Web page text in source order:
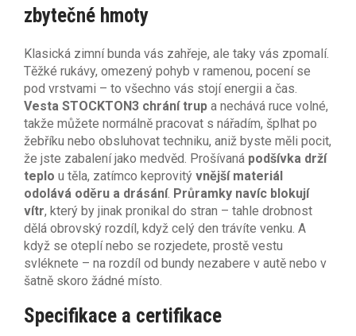
zbytečné hmoty
Klasická zimní bunda vás zahřeje, ale taky vás zpomalí.
Těžké rukávy, omezený pohyb v ramenou, pocení se
pod vrstvami – to všechno vás stojí energii a čas.
Vesta STOCKTON3 chrání trup a nechává ruce volné,
takže můžete normálně pracovat s nářadím, šplhat po
žebříku nebo obsluhovat techniku, aniž byste měli pocit,
že jste zabalení jako medvěd. Prošívaná podšívka drží
teplo u těla, zatímco keprovitý vnější materiál
odolává oděru a drásání. Průramky navíc blokují
vítr, který by jinak pronikal do stran – tahle drobnost
dělá obrovský rozdíl, když celý den trávíte venku. A
když se oteplí nebo se rozjedete, prostě vestu
svléknete – na rozdíl od bundy nezabere v autě nebo v
šatně skoro žádné místo.
Specifikace a certifikace